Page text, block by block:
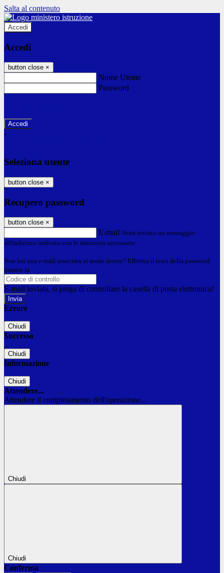
Salta al contenuto
Accedi
Accedi
button close ×
Nome Utente
Password
-
Seleziona utente
button close ×
Recupero password
button close ×
E-mail Verrà inviato un messaggio
all'indirizzo indicato con le istruzioni necessarie.
Non hai una e-mail associata al nome utente? Effettua il reset della password
tramite la
E-mail inviata, si prega di controllare la casella di posta elettronica!
Errore
Chiudi
Successo
Chiudi
Informazione
Chiudi
Attendere...
Attendere il completamento dell'operazione...
Chiudi
Chiudi
Conferma